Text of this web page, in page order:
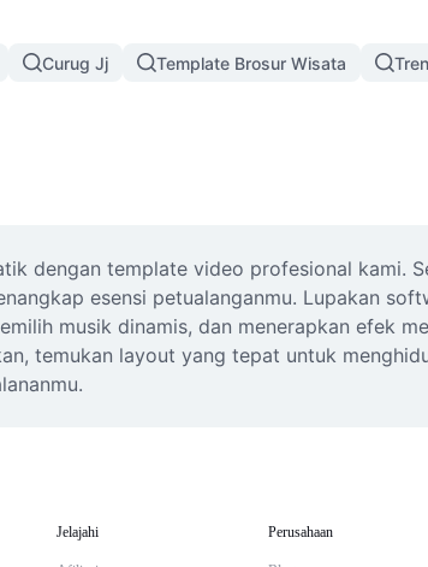
Curug Jj Template Brosur Wisata
dengan template video profesional kami.
esensi petualanganmu. Lupakan
musik dinamis, dan menerapkan efek
temukan layout yang tepat untuk
Jelajahi Perusahaan